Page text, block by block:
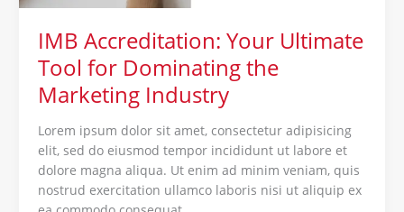
IMB Accreditation: Your Ultimate
Tool for Dominating the
Marketing Industry
Lorem ipsum dolor sit amet, consectetur adipisicing
elit, sed do eiusmod tempor incididunt ut labore et
dolore magna aliqua. Ut enim ad minim veniam, quis
nostrud exercitation ullamco laboris nisi ut aliquip ex